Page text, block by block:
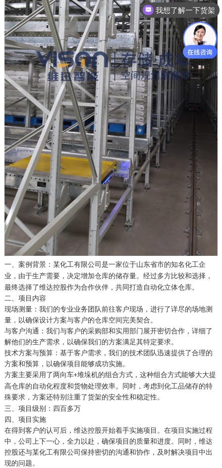
一、案例背景： 某化工有限公司是一家位于山东省市的知名化工企
业，由于生产需要，决定增加仓库的储存量。经过多方比较和选择，
最终选择了维达控股作为合作伙伴，共同打造自动化立体仓库。
二、项目内容
现场测量：我们的专业业务团队前往客户现场，进行了详尽的场地测
量，以确保设计方案与客户的仓库空间完美契合。
与客户沟通：我们与客户的采购部和实用部门展开密切合作，详细了
解他们的生产需求，以确保我们的方案满足其特定要求。
技术方案与预算：基于客户需求，我们的技术团队迅速提供了合理的
方案和预算，以确保项目能够成功实施。
方案主要采用了两向车+堆垛机的组合方式，这种组合方式能够大大提
高仓库的自动化程度和货物处理效率。同时，考虑到化工品储存的特
殊要求，方案还特别注重了货架的安全性和稳定性。
三、项目级别：四百多万
四、项目实施
在得到客户的认可后，维达控股开始着手实施项目。在项目实施过程
中，公司上下一心，全力以赴，确保项目的质量和进度。同时，维达
控股还与某化工有限公司保持密切的沟通和协作，及时解决项目中出
现的问题。
咨询货架价格